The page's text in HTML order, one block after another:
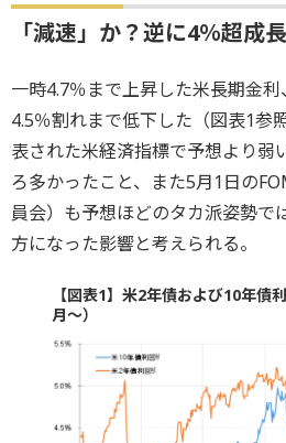
「減速」か？逆に4％超成
一時4.7％まで上昇した米長期金
4.5％割れまで低下した（図表1参
表された米経済指標で予想より弱
ろ多かったこと、また5月1日の
員会）も予想ほどのタカ派姿勢で
方になった影響と考えられる。
【図表1】米2年債および10年債
月～）